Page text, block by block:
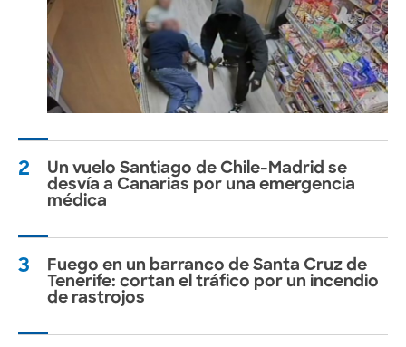
2
Un vuelo Santiago de Chile-Madrid se
desvía a Canarias por una emergencia
médica
3
Fuego en un barranco de Santa Cruz de
Tenerife: cortan el tráfico por un incendio
de rastrojos